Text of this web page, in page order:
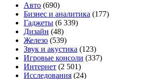
T50,
также
беспроводные
наушники
WIKO
Buds
Авто (690)
Бизнес и аналитика (177)
Гаджеты (6 339)
Дизайн (48)
Железо (539)
Звук и акустика (123)
Игровые консоли (337)
Интернет (2 501)
Исследования (24)